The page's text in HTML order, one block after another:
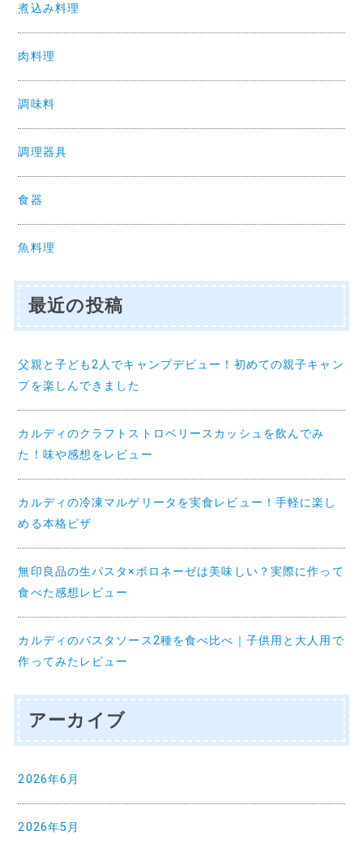
煮込み料理
肉料理
調味料
調理器具
食器
魚料理
最近の投稿
父親と子ども2人でキャンプデビュー！初めての親子キャン
プを楽しんできました
カルディのクラフトストロベリースカッシュを飲んでみ
た！味や感想をレビュー
カルディの冷凍マルゲリータを実食レビュー！手軽に楽し
める本格ピザ
無印良品の生パスタ×ボロネーゼは美味しい？実際に作って
食べた感想レビュー
カルディのパスタソース2種を食べ比べ｜子供用と大人用で
作ってみたレビュー
アーカイブ
2026年6月
2026年5月